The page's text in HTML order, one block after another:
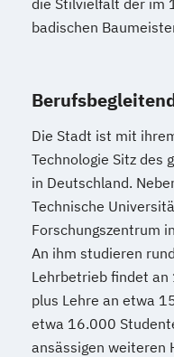
Heilpraktiker/-in
Heilpraktiker/-in
Fachrichtung
Klassische
Klassische
Lernberater/-in
NLP Tools in der
Beratungspraxis
Paarberater/ -in
Paarberater/-in
in
badischen
Die Stadt ist mit
Technologie Sitz des
in Deutschland.
Technische
Forschungszentrum
An ihm studieren
Lehrbetrieb findet an
plus Lehre an etwa
etwa 16.000
ansässigen weiteren